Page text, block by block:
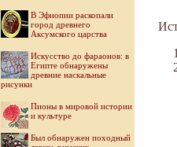
В Эфиопии раскопали
город древнего
Аксумского царства
Искусство до фараонов: в
Египте обнаружены
древние наскальные
рисунки
Пионы в мировой истории
и культуре
Был обнаружен походный